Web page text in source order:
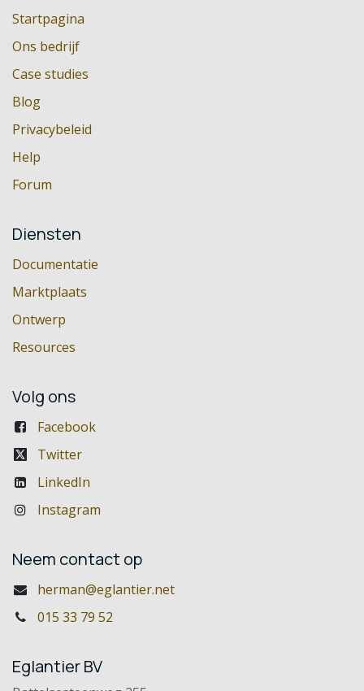
Startpagina
Ons bedrijf
Case studies
Blog
Privacybeleid
Help
Forum
Diensten
Documentatie
Marktplaats
Ontwerp
Resources
Volg ons
Facebook
Twitter
LinkedIn
Instagram
Neem contact op
herman@eglantier.net
015 33 79 52
Eglantier BV